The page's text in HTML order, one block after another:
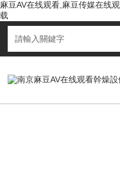
麻豆AV在线观看,麻豆传媒在线
载